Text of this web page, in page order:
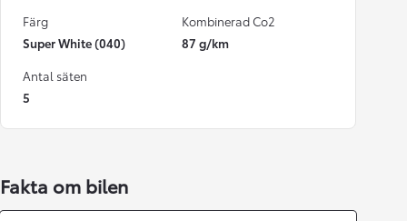
Färg
Super White (040)
Kombinerad Co2
87 g/km
Antal säten
5
Fakta om bilen